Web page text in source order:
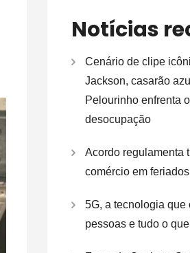
Notícias
Cenário de clipe
Jackson, casarão
Pelourinho enfrenta
desocupação
Acordo regulamenta
comércio em feriados
5G, a tecnologia que
pessoas e tudo o